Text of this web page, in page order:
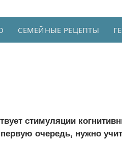
СЕМЕЙНЫЕ РЕЦЕПТЫ
стимуляции
очередь, нужно